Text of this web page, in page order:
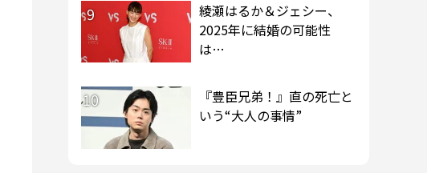
9
綾瀬はるか＆ジェシー、
2025年に結婚の可能性
は…
10
『豊臣兄弟！』直の死亡と
いう“大人の事情”